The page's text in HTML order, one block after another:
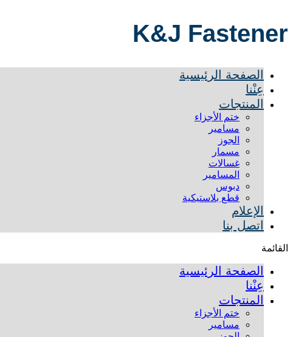
K&J Fastener
الصفحة الرئيسية
عِنْنا
المنتجات
ختم الأجزاء
مسامير
الجوز
مسمار
غسالات
المسامير
دبوس
قطع بلاستيكية
الإعلام
اتصل بنا
القائمة
الصفحة الرئيسية
عِنْنا
المنتجات
ختم الأجزاء
مسامير